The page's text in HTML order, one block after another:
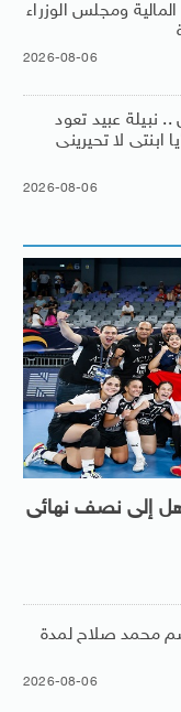
ومجلس الوزراء
2026-08-06
نبيلة عبيد تعود
ابنتى لا تحيرينى
2026-08-06
إلى نصف نهائى
محمد صلاح لمدة
2026-08-06